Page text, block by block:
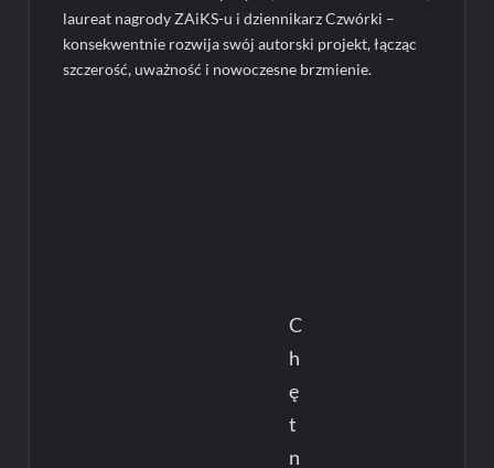
laureat nagrody ZAiKS-u i dziennikarz Czwórki –
konsekwentnie rozwija swój autorski projekt, łącząc
szczerość, uważność i nowoczesne brzmienie.
C
h
ę
t
n